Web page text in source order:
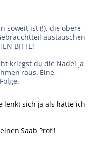
soweit ist (!), die obere
austauschen
BITTE!
kriegst du die Nadel ja
raus. Eine
lenkt sich ja als hätte ich
Saab Profi!